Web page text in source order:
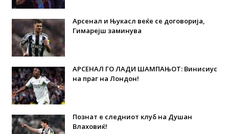
Арсенал и Њукасл веќе се договорија,
Гимарејш заминува
АРСЕНАЛ ГО ЛАДИ ШАМПАЊОТ: Винисиус
на праг на Лондон!
Познат е следниот клуб на Душан
Влаховиќ!